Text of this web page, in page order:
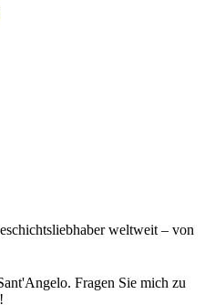
weltweit – von
Fragen Sie mich zu